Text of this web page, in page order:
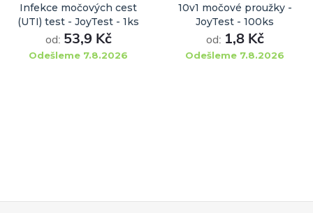
Infekce močových cest
(UTI) test - JoyTest - 1ks
od: 53,9 Kč
Odešleme 7.8.2026
10v1 močové proužky -
JoyTest - 100ks
od: 1,8 Kč
Odešleme 7.8.2026